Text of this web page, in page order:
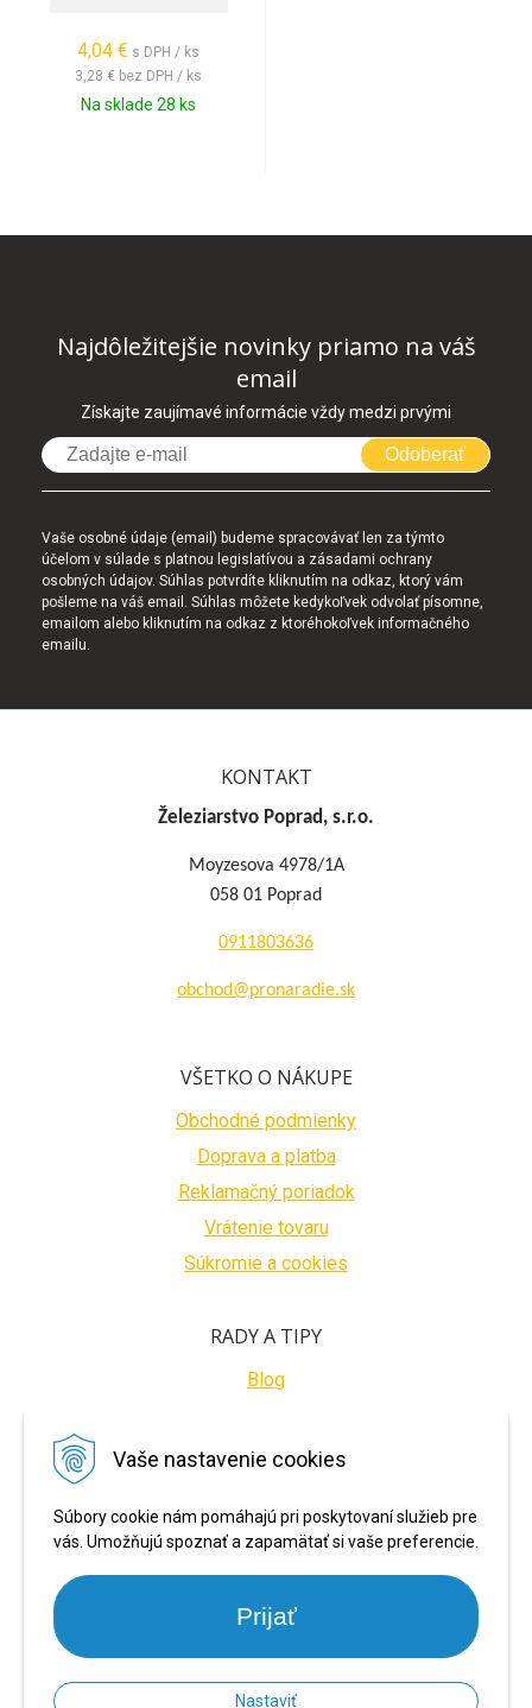
Vaše nastavenie cookies
Súbory cookie nám pomáhajú pri poskytovaní služieb pre
vás. Umožňujú spoznať a zapamätať si vaše preferencie.
Prijať
Nastaviť
4,04 € s DPH / ks
3,28 € bez DPH / ks
Na sklade 28 ks
Najdôležitejšie novinky priamo na váš
email
Získajte zaujímavé informácie vždy medzi prvými
Odoberať
Vaše osobné údaje (email) budeme spracovávať len za týmto
účelom v súlade s platnou legislatívou a zásadami ochrany
osobných údajov. Súhlas potvrdíte kliknutím na odkaz, ktorý vám
pošleme na váš email. Súhlas môžete kedykoľvek odvolať písomne,
emailom alebo kliknutím na odkaz z ktoréhokoľvek informačného
emailu.
KONTAKT
Železiarstvo Poprad, s.r.o.
Moyzesova 4978/1A
058 01 Poprad
0911803636
obchod@pronaradie.sk
VŠETKO O NÁKUPE
Obchodné podmienky
Doprava a platba
Reklamačný poriadok
Vrátenie tovaru
Súkromie a cookies
RADY A TIPY
Blog
BEZPEČNÉ PLATBY